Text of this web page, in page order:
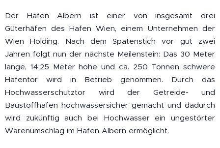
Der Hafen Albern ist einer von insgesamt drei
Güterhäfen des Hafen Wien, einem Unternehmen der
Wien Holding. Nach dem Spatenstich vor gut zwei
Jahren folgt nun der nächste Meilenstein: Das 30 Meter
lange, 14,25 Meter hohe und ca. 250 Tonnen schwere
Hafentor wird in Betrieb genommen. Durch das
Hochwasserschutztor wird der Getreide- und
Baustoffhafen hochwassersicher gemacht und dadurch
wird zukünftig auch bei Hochwasser ein ungestörter
Warenumschlag im Hafen Albern ermöglicht.